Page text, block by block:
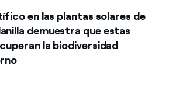
en las plantas solares de
demuestra que estas
la biodiversidad